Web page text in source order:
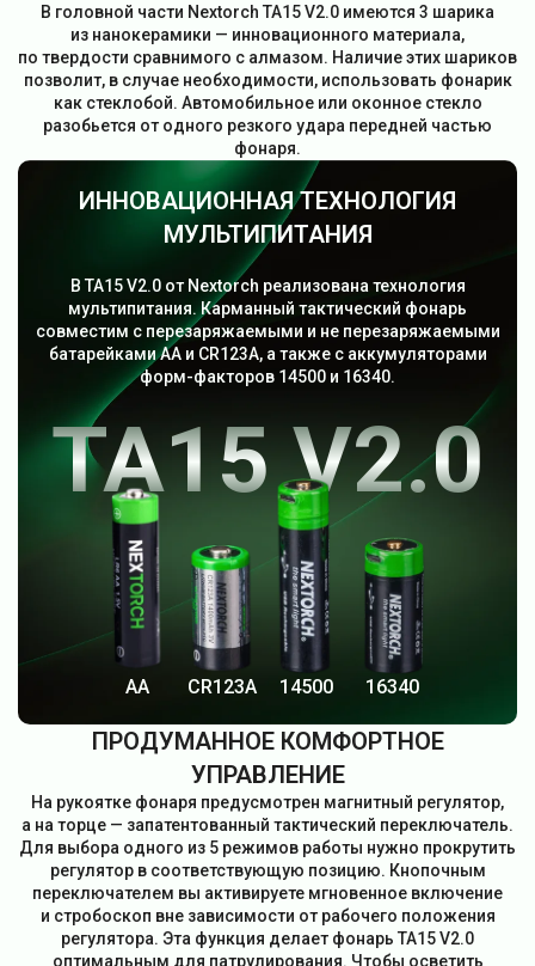
В головной части Nextorch TA15 V2.0 имеются 3 шарика
из нанокерамики — инновационного материала,
по твердости сравнимого с алмазом. Наличие этих шариков
позволит, в случае необходимости, использовать фонарик
как стеклобой. Автомобильное или оконное стекло
разобьется от одного резкого удара передней частью
фонаря.
ИННОВАЦИОННАЯ ТЕХНОЛОГИЯ
МУЛЬТИПИТАНИЯ
В TA15 V2.0 от Nextorch реализована технология
мультипитания. Карманный тактический фонарь
совместим с перезаряжаемыми и не перезаряжаемыми
батарейками АА и CR123A, а также с аккумуляторами
форм-факторов 14500 и 16340.
TA15 V2.0
АА CR123A 14500 16340
ПРОДУМАННОЕ КОМФОРТНОЕ
УПРАВЛЕНИЕ
На рукоятке фонаря предусмотрен магнитный регулятор,
а на торце — запатентованный тактический переключатель.
Для выбора одного из 5 режимов работы нужно прокрутить
регулятор в соответствующую позицию. Кнопочным
переключателем вы активируете мгновенное включение
и стробоскоп вне зависимости от рабочего положения
регулятора. Эта функция делает фонарь TA15 V2.0
оптимальным для патрулирования. Чтобы осветить